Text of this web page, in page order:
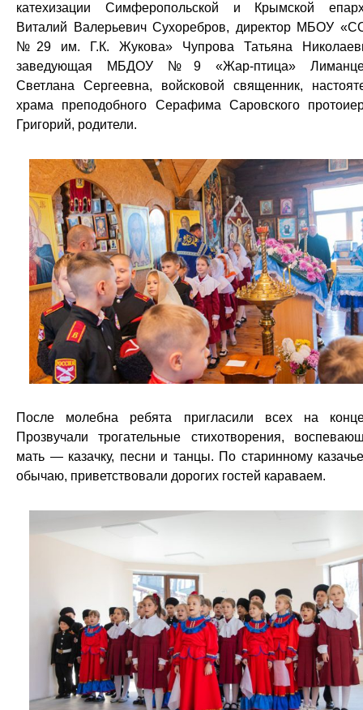
катехизации Симферопольской и Крымской
Виталий Валерьевич Сухоребров, директор МБОУ
№29 им. Г.К. Жукова» Чупрова Татьяна
заведующая МБДОУ №9 «Жар-птица»
Светлана Сергеевна, войсковой священник,
храма преподобного Серафима Саровского
Григорий, родители.
После молебна ребята пригласили всех на
Прозвучали трогательные стихотворения,
мать — казачку, песни и танцы. По старинному
обычаю, приветствовали дорогих гостей караваем.